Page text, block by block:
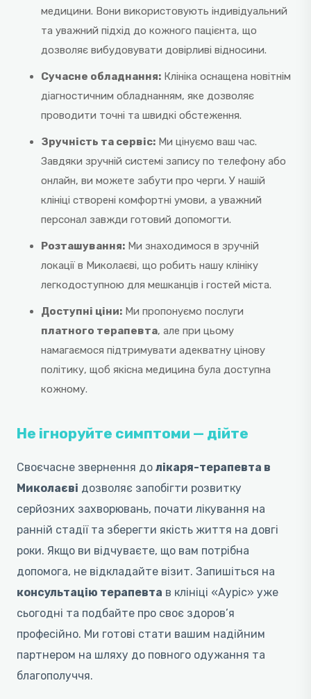
медицини. Вони використовують індивідуальний
та уважний підхід до кожного пацієнта, що
дозволяє вибудовувати довірливі відносини.
Сучасне обладнання: Клініка оснащена новітнім
діагностичним обладнанням, яке дозволяє
проводити точні та швидкі обстеження.
Зручність та сервіс: Ми цінуємо ваш час.
Завдяки зручній системі запису по телефону або
онлайн, ви можете забути про черги. У нашій
клініці створені комфортні умови, а уважний
персонал завжди готовий допомогти.
Розташування: Ми знаходимося в зручній
локації в Миколаєві, що робить нашу клініку
легкодоступною для мешканців і гостей міста.
Доступні ціни: Ми пропонуємо послуги
платного терапевта, але при цьому
намагаємося підтримувати адекватну цінову
політику, щоб якісна медицина була доступна
кожному.
Не ігноруйте симптоми — дійте
Своєчасне звернення до лікаря-терапевта в
Миколаєві дозволяє запобігти розвитку
серйозних захворювань, почати лікування на
ранній стадії та зберегти якість життя на довгі
роки. Якщо ви відчуваєте, що вам потрібна
допомога, не відкладайте візит. Запишіться на
консультацію терапевта в клініці «Ауріс» уже
сьогодні та подбайте про своє здоров’я
професійно. Ми готові стати вашим надійним
партнером на шляху до повного одужання та
благополуччя.